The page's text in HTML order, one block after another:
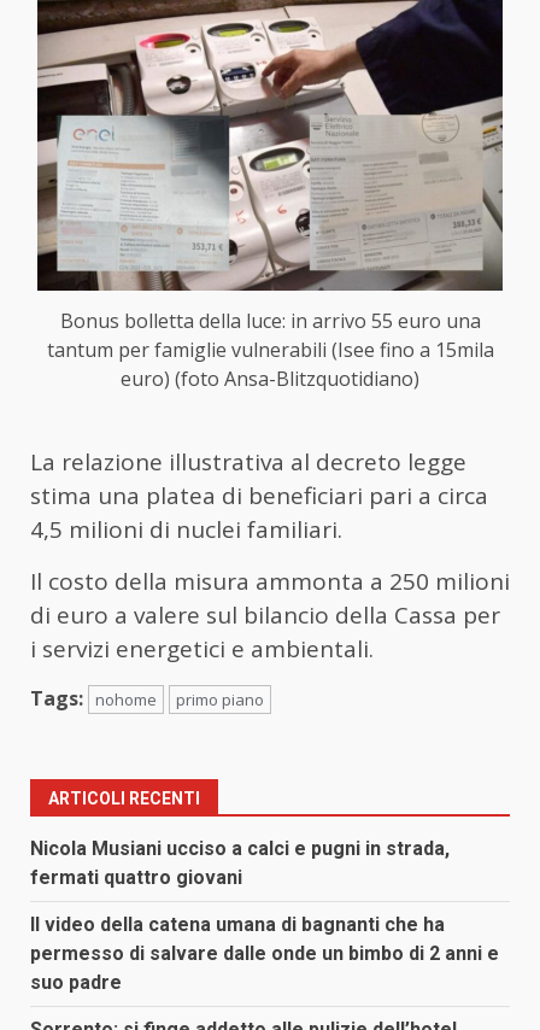
Bonus bolletta della luce: in arrivo 55 euro una
tantum per famiglie vulnerabili (Isee fino a 15mila
euro) (foto Ansa-Blitzquotidiano)
La relazione illustrativa al decreto legge
stima una platea di beneficiari pari a circa
4,5 milioni di nuclei familiari.
Il costo della misura ammonta a 250 milioni
di euro a valere sul bilancio della Cassa per
i servizi energetici e ambientali.
Tags: nohome primo piano
ARTICOLI RECENTI
Nicola Musiani ucciso a calci e pugni in strada,
fermati quattro giovani
Il video della catena umana di bagnanti che ha
permesso di salvare dalle onde un bimbo di 2 anni e
suo padre